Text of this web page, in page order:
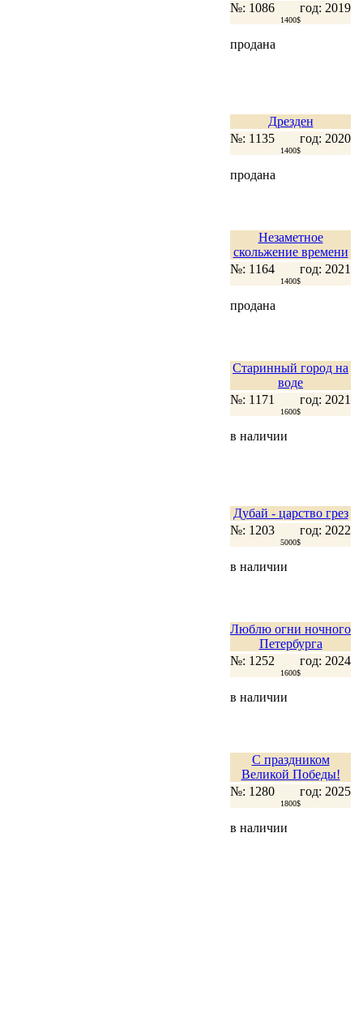
№: 1086
год: 2019
1400$
продана
Дрезден
№: 1135
год: 2020
1400$
продана
Незаметное
скольжение времени
№: 1164
год: 2021
1400$
продана
Старинный город на
воде
№: 1171
год: 2021
1600$
в наличии
Дубай - царство грез
№: 1203
год: 2022
5000$
в наличии
Люблю огни ночного
Петербурга
№: 1252
год: 2024
1600$
в наличии
С праздником
Великой Победы!
№: 1280
год: 2025
1800$
в наличии